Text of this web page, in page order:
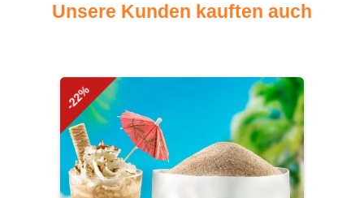
Unsere Kunden kauften auch
Produktgalerie überspringen
-22%